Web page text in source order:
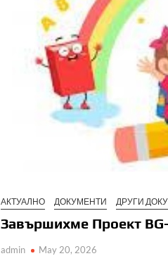
АКТУАЛНО ДОКУМЕНТИ ДРУГИ
Завършихме Проект
admin May 20, 2026